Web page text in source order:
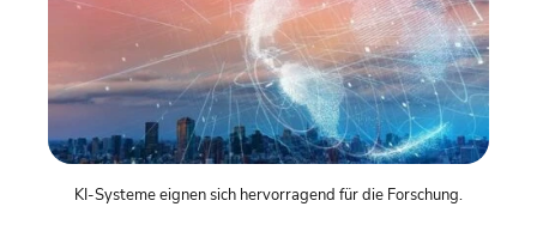
KI-Systeme eignen sich hervorragend für die Forschung.